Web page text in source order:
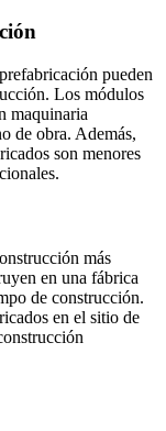
pueden
Los módulos
maquinaria
de obra. Además,
son menores
más
en una fábrica
de construcción.
en el sitio de